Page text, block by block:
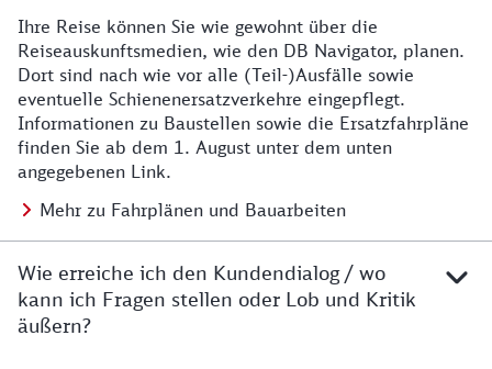
Details zu Baustelle
Ihre Reise können Sie wie gewohnt über die
Reiseauskunftsmedien, wie den DB Navigator, planen.
Dort sind nach wie vor alle (Teil-)Ausfälle sowie
eventuelle Schienenersatzverkehre eingepflegt.
Informationen zu Baustellen sowie die Ersatzfahrpläne
finden Sie ab dem 1. August unter dem unten
angegebenen Link.
Mehr zu Fahrplänen und Bauarbeiten
Wie erreiche ich den Kundendialog / wo
kann ich Fragen stellen oder Lob und Kritik
äußern?